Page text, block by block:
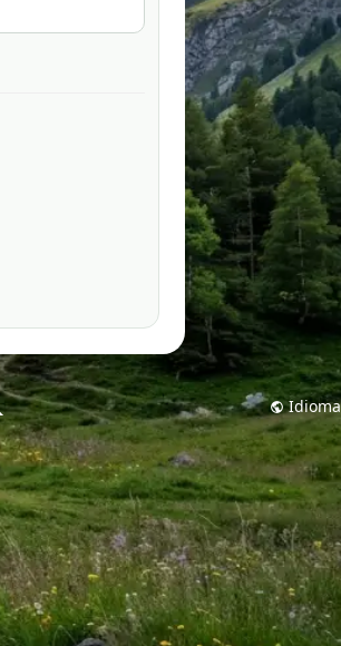
Idioma